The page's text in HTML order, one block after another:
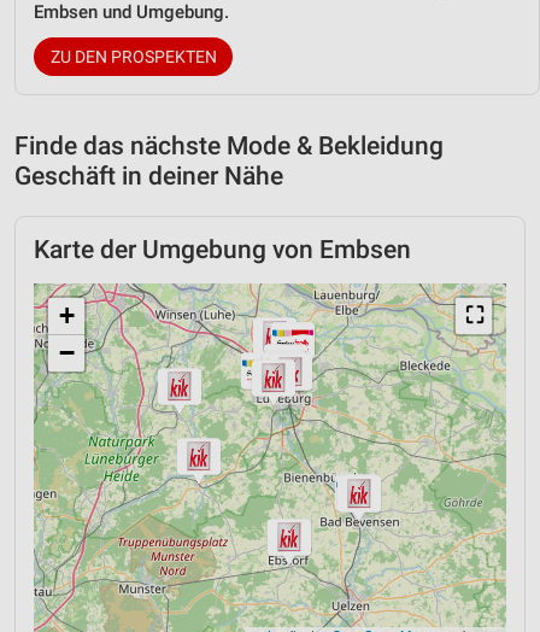
Embsen und Umgebung.
ZU DEN PROSPEKTEN
Finde das nächste Mode & Bekleidung
Geschäft in deiner Nähe
Karte der Umgebung von Embsen
⛶
+
−